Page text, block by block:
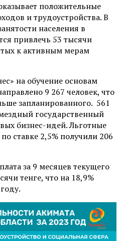
положительные
и трудоустройства. В
населения в
привлечь 53 тысячи
к активным мерам
на обучение основам
9 267 человек, что
запланированного. 561
государственный
бизнес-идей. Льготные
ставке 2,5% получили 206
за 9 месяцев текущего
тенге, что на 18,9%